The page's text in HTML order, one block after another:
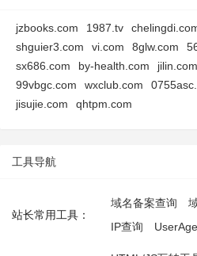
jzbooks.com 1987.tv
shguier3.com
vi.com 8glw.com
sx686.com
by-health.com
99vbgc.com
wxclub.com
jisujie.com
qhtpm.com
工具导航
站长常用工具：
域名备案查询
IP查询